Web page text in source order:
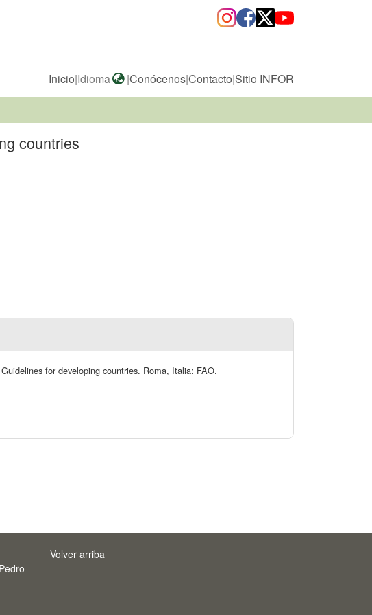
Inicio|Idioma |Conócenos|Contacto|Sitio INFOR
countries
for developing countries. Roma, Italia: FAO.
Volver arriba